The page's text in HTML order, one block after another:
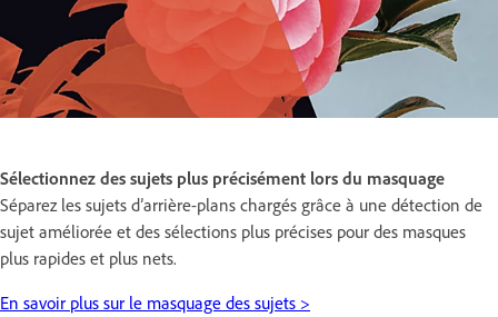
Sélectionnez des sujets plus précisément lors du masquage
Séparez les sujets d’arrière-plans chargés grâce à une détection de
sujet améliorée et des sélections plus précises pour des masques
plus rapides et plus nets.
En savoir plus sur le masquage des sujets >